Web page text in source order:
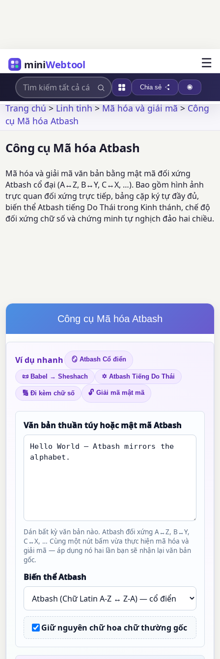
miniWebtool ☰
Chia sẻ
Trang chủ>Linh tinh>Mã hóa và giải mã>Công
cụ Mã hóa Atbash
Công cụ Mã hóa Atbash
Mã hóa và giải mã văn bản bằng mật mã đối xứng
Atbash cổ đại (A↔Z, B↔Y, C↔X, …). Bao gồm hình ảnh
trực quan đối xứng trực tiếp, bảng cặp ký tự đầy đủ,
biến thể Atbash tiếng Do Thái trong Kinh thánh, chế độ
đối xứng chữ số và chứng minh tự nghịch đảo hai chiều.
Công cụ Mã hóa Atbash
Ví dụ nhanh 🪞 Atbash Cổ điển
📜 Babel → Sheshach ✡ Atbash Tiếng Do Thái
🔢 Đi kèm chữ số 🔓 Giải mã mật mã
Văn bản thuần túy hoặc mật mã Atbash
Dán bất kỳ văn bản nào. Atbash đối xứng A↔Z, B↔Y,
C↔X, … Cùng một nút bấm vừa thực hiện mã hóa và
giải mã — áp dụng nó hai lần bạn sẽ nhận lại văn bản
gốc.
Biến thể Atbash
Giữ nguyên chữ hoa chữ thường gốc